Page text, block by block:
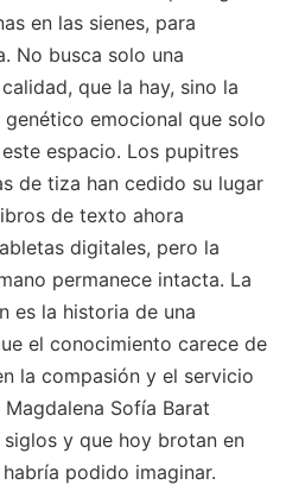
en las sienes, para
No busca solo una
que la hay, sino la
emocional que solo
espacio. Los pupitres
de tiza han cedido su lugar
de texto ahora
digitales, pero la
permanece intacta. La
es la historia de una
el conocimiento carece de
la compasión y el servicio
Sofía Barat
y que hoy brotan en
podido imaginar.